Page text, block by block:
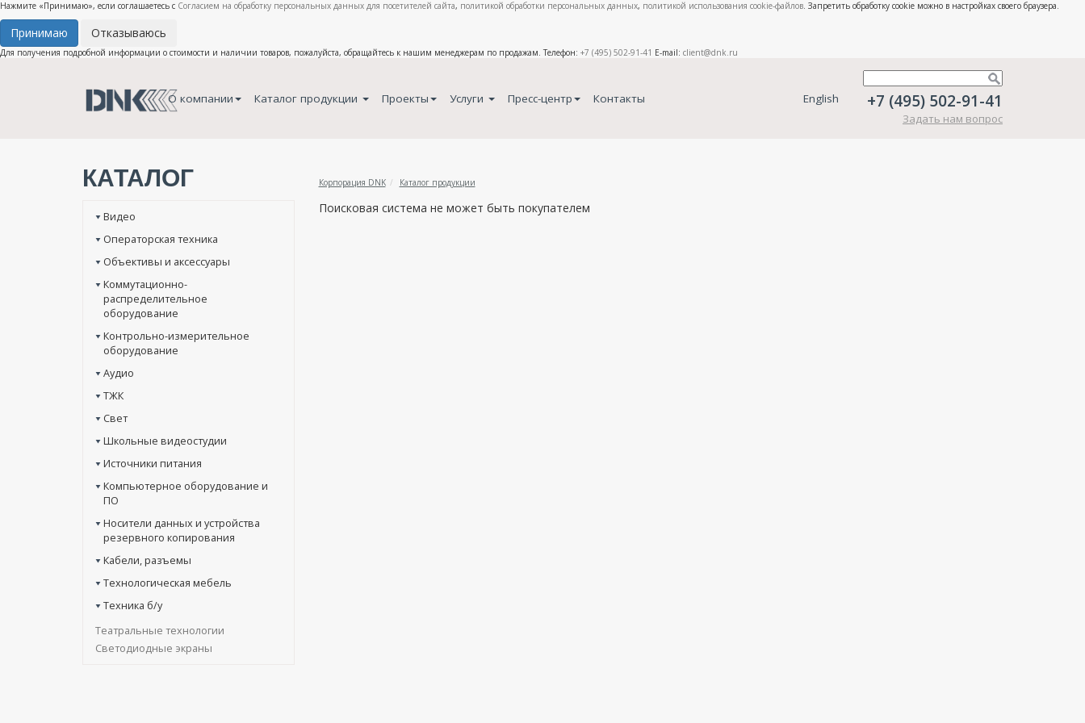
Нажмите «Принимаю», если соглашаетесь с Согласием на обработку персональных данных для посетителей сайта, политикой обработки персональных данных, политикой использования cookie-файлов. Запретить обработку cookie можно в настройках своего браузера.
Принимаю Отказываюсь
Для получения подробной информации о стоимости и наличии товаров, пожалуйста, обращайтесь к нашим менеджерам по продажам. Телефон: +7 (495) 502-91-41 E-mail: client@dnk.ru
О компании Каталог продукции Проекты Услуги Пресс-центр Контакты English +7 (495) 502-91-41
Задать нам вопрос
КАТАЛОГ Корпорация DNK Каталог продукции
Видео
Операторская техника
Объективы и аксессуары
Коммутационно-
распределительное
оборудование
Контрольно-измерительное
оборудование
Аудио
ТЖК
Свет
Школьные видеостудии
Источники питания
Компьютерное оборудование и
ПО
Носители данных и устройства
резервного копирования
Кабели, разъемы
Технологическая мебель
Техника б/у
Театральные технологии
Светодиодные экраны
Поисковая система не может быть покупателем